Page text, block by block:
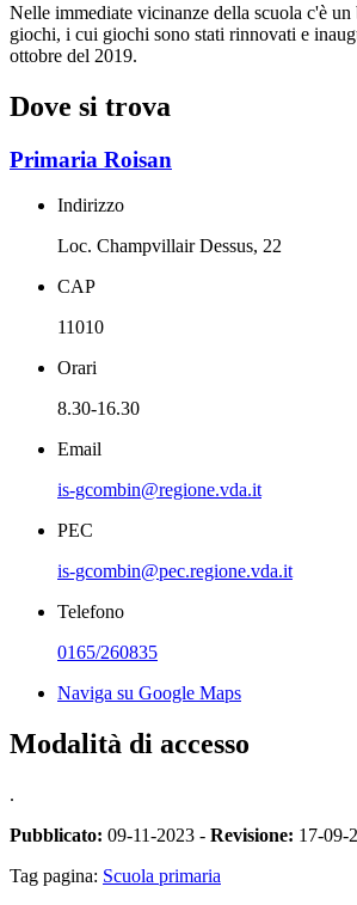
Nelle immediate vicinanze della scuola c'è
giochi, i cui giochi sono stati rinnovati e
ottobre del 2019.
Dove si trova
Primaria Roisan
Indirizzo
Loc. Champvillair Dessus, 22
CAP
11010
Orari
8.30-16.30
Email
is-gcombin@regione.vda.it
PEC
is-gcombin@pec.regione.vda.it
Telefono
0165/260835
Naviga su Google Maps
Modalità di accesso
.
Pubblicato: 09-11-2023 - Revisione: 17-09-
Tag pagina: Scuola primaria